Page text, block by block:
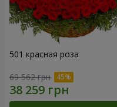
501 красная роза
69 562 грн